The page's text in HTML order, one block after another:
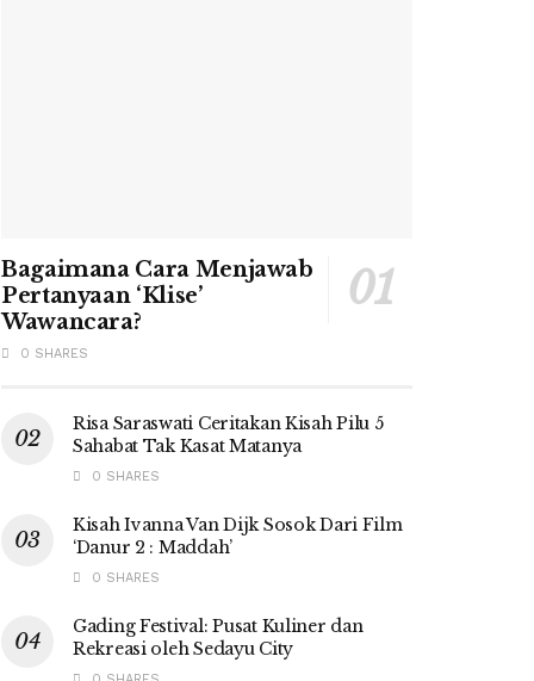
Bagaimana Cara Menjawab
Pertanyaan ‘Klise’
Wawancara?
0 SHARES
Risa Saraswati Ceritakan Kisah Pilu 5
Sahabat Tak Kasat Matanya
0 SHARES
Kisah Ivanna Van Dijk Sosok Dari Film
‘Danur 2 : Maddah’
0 SHARES
Gading Festival: Pusat Kuliner dan
Rekreasi oleh Sedayu City